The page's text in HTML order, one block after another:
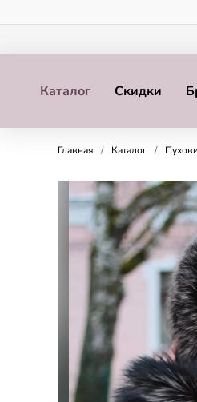
Каталог Скидки
Главная / Каталог /